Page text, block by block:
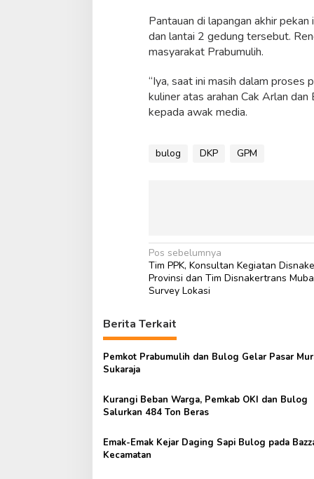
Pantauan di lapangan akhir
dan lantai 2 gedung tersebut.
masyarakat Prabumulih.
“Iya, saat ini masih dalam proses
kuliner atas arahan Cak Arlan
kepada awak media.
bulog DKP GPM
N
a
v
g
a
i
p
o
s
Pos sebelumnya
Tim PPK, Konsultan Kegiatan
Provinsi dan Tim Disnakertrans
Survey Lokasi
Berita Terkait
Pemkot Prabumulih dan Bulog Gelar Pasar
Sukaraja
Kurangi Beban Warga, Pemkab OKI dan Bulog
Salurkan 484 Ton Beras
Emak-Emak Kejar Daging Sapi Bulog pada
Kecamatan